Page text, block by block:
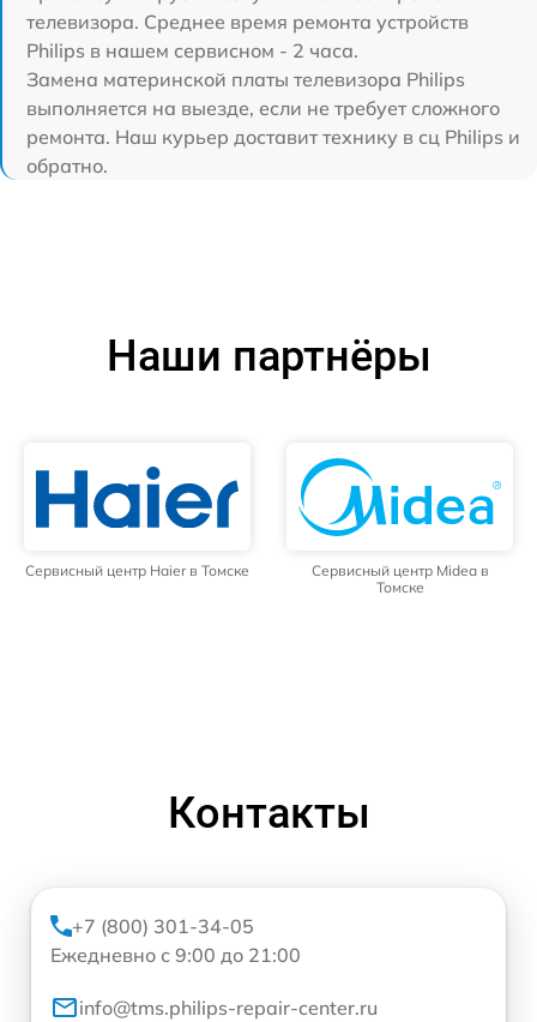
телевизора. Среднее время ремонта устройств
Philips в нашем сервисном - 2 часа.
Замена материнской платы телевизора Philips
выполняется на выезде, если не требует сложного
ремонта. Наш курьер доставит технику в сц Philips и
обратно.
Наши партнёры
Сервисный центр Haier в Томске
Сервисный центр Midea в
Томске
Контакты
+7 (800) 301-34-05
Ежедневно с 9:00 до 21:00
info@tms.philips-repair-center.ru